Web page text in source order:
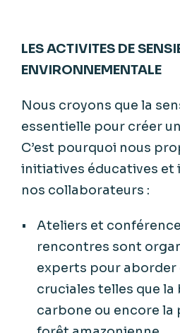
LES ACTIVITES DE
ENVIRONNEMENTALE
Nous croyons que la
essentielle pour créer
C’est pourquoi nous
initiatives éducatives et
nos collaborateurs :
Ateliers et
rencontres sont
experts pour aborder
cruciales telles que
carbone ou encore la